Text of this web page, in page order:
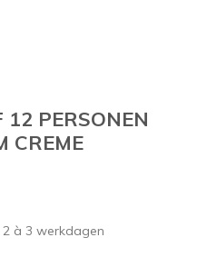
12 PERSONEN
CREME
à 3 werkdagen